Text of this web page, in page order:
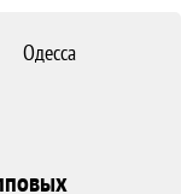
Одесса